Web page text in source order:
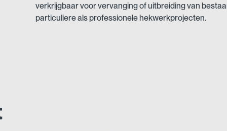
verkrijgbaar voor vervanging of uitbreiding van
particuliere als professionele hekwerkprojecten.